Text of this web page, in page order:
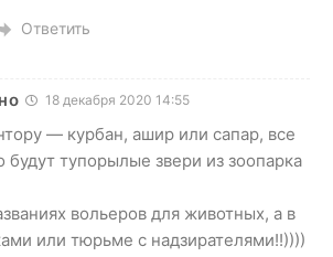
Ответить
18 декабря 2020 14:55
— курбан, ашир или сапар, все
будут тупорылые звери из зоопарка
вольеров для животных, а в
или тюрьме с надзирателями!!))))